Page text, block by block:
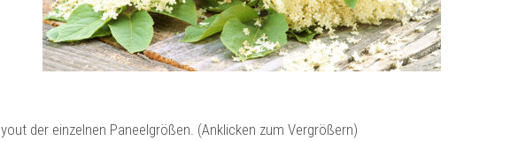
der einzelnen Paneelgrößen. (Anklicken zum Vergrößern)